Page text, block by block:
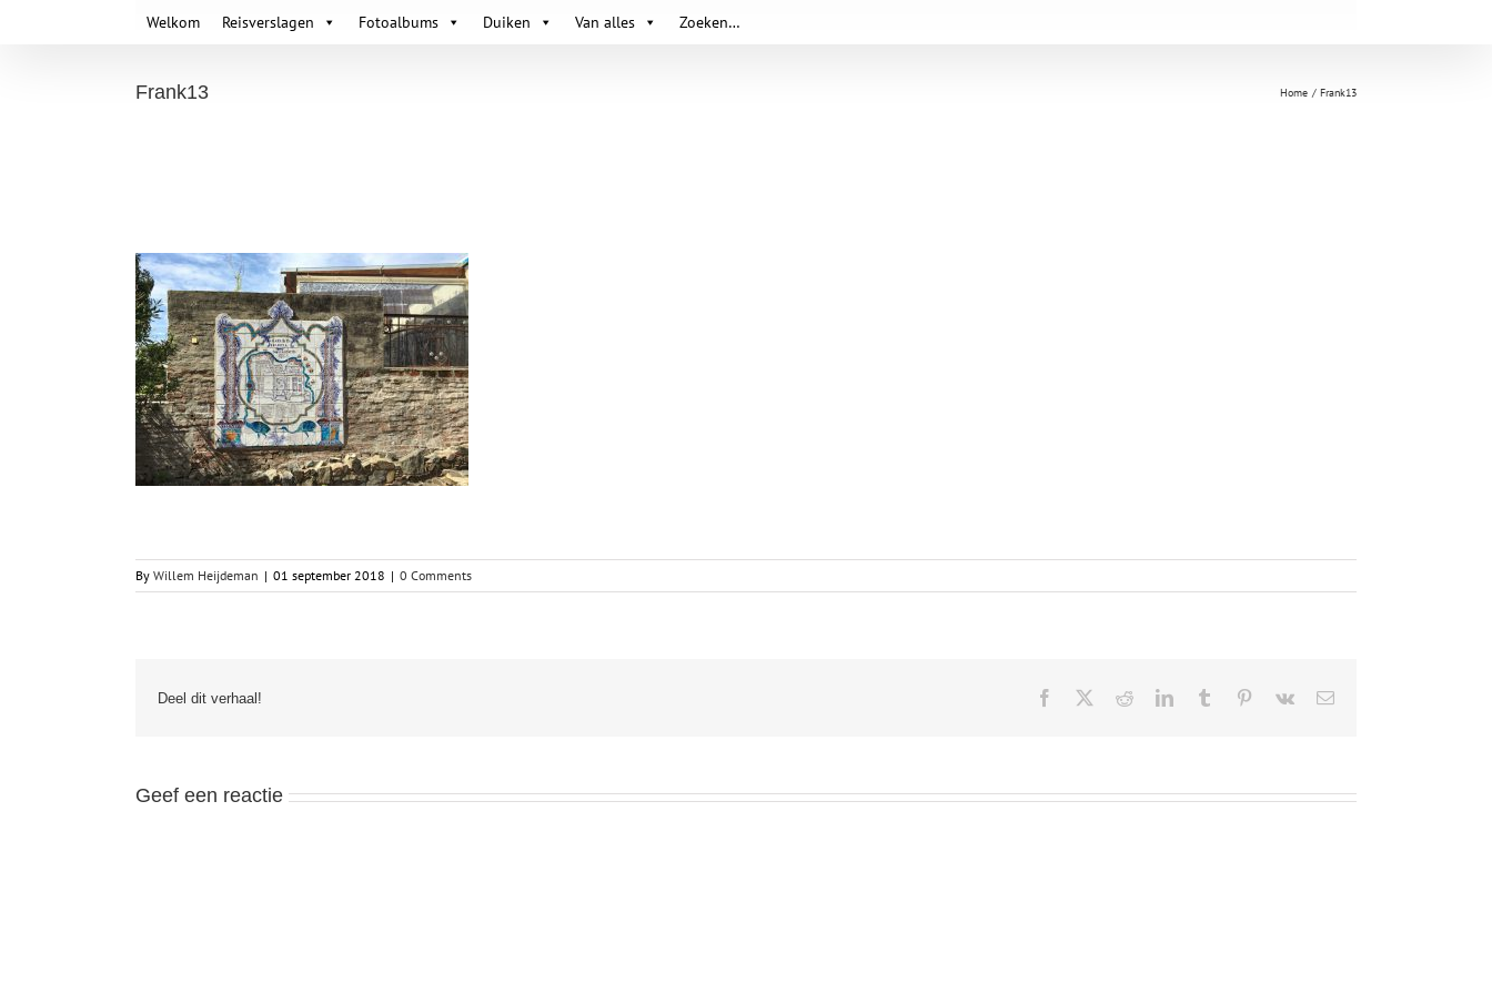
Welkom Reisverslagen Fotoalbums Duiken Van alles Zoeken…
Frank13 Home Frank13
By Willem Heijdeman | 01 september 2018 | 0 Comments
Deel dit verhaal! Facebook RedditLinkedInTumblr Pinterest
Vk Email
Geef een reactie